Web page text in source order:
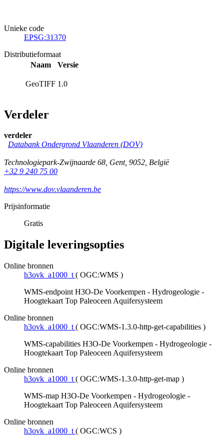
Unieke code
EPSG:31370
Distributieformaat
Naam
Versie
GeoTIFF 1.0
Verdeler
verdeler
Databank Ondergrond Vlaanderen (DOV)
Technologiepark-Zwijnaarde 68, Gent, 9052, België
+32 9 240 75 00
https://www.dov.vlaanderen.be
Prijsinformatie
Gratis
Digitale leveringsopties
Online bronnen
h3ovk_a1000_t ( OGC:WMS )
WMS-endpoint H3O-De Voorkempen - Hydrogeologie -
Hoogtekaart Top Paleoceen Aquifersysteem
Online bronnen
h3ovk_a1000_t ( OGC:WMS-1.3.0-http-get-capabilities )
WMS-capabilities H3O-De Voorkempen - Hydrogeologie -
Hoogtekaart Top Paleoceen Aquifersysteem
Online bronnen
h3ovk_a1000_t ( OGC:WMS-1.3.0-http-get-map )
WMS-map H3O-De Voorkempen - Hydrogeologie -
Hoogtekaart Top Paleoceen Aquifersysteem
Online bronnen
h3ovk_a1000_t ( OGC:WCS )